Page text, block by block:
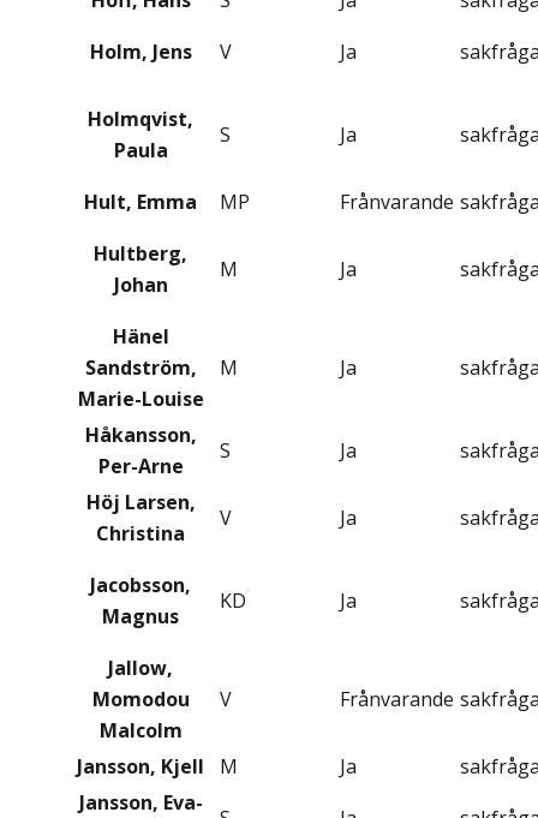
Holm, Jens
V Ja
Holmqvist,
Paula
S Ja
Hult, Emma MP Frånvarande
Hultberg,
Johan
M Ja
Hänel
Sandström,
Marie-Louise
M Ja
Håkansson,
Per-Arne
S Ja
Höj Larsen,
Christina
V Ja
Jacobsson,
Magnus
KD Ja
Jallow,
Momodou
Malcolm
V Frånvarande
Jansson, Kjell M Ja
Jansson, Eva-